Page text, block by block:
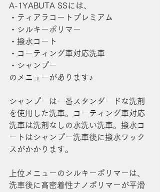
A-1YABUTA SSには、
・ティアラコートプレミアム
・シルキーポリマー
・撥水コート
・コーティング車対応洗車
・シャンプー
のメニューがあります♪
シャンプーは一番スタンダードな洗剤
を使用した洗車。コーティング車対応
洗車は洗剤なしの水洗い洗車。撥水コ
ートはシャンプー洗車後に撥水ワック
スがかかります。
上位メニューのシルキーポリマーは、
洗車後に高密着性ナノポリマーが平滑